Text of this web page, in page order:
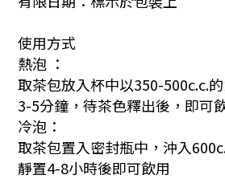
使用方式
熱泡 ：
取茶包放入杯中以350-500c.c.的
3-5分鐘，待茶色釋出後，即可
冷泡：
取茶包置入密封瓶中，沖入
靜置4-8小時後即可飲用